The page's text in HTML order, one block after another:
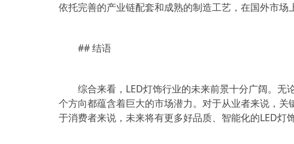
依托完善的产业链配套和成熟的制造工艺，在国外市场
## 结语
综合来看，LED灯饰行业的未来前景十分广阔。
个方向都蕴含着巨大的市场潜力。对于从业者来说，
于消费者来说，未来将有更多好品质、智能化的LED灯